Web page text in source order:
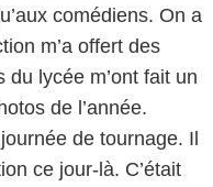
comédiens. On a
m’a offert des
lycée m’ont fait un
de l’année.
de tournage. Il
ce jour-là. C’était